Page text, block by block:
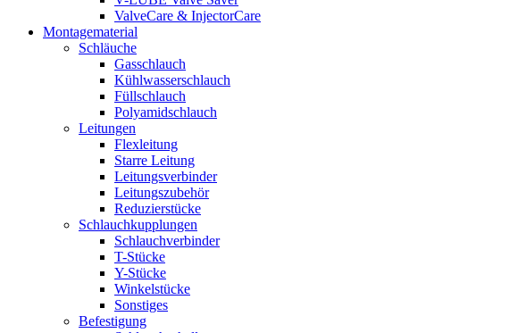
ValveCare & InjectorCare
Montagematerial
Schläuche
Gasschlauch
Kühlwasserschlauch
Füllschlauch
Polyamidschlauch
Leitungen
Flexleitung
Starre Leitung
Leitungsverbinder
Leitungszubehör
Reduzierstücke
Schlauchkupplungen
Schlauchverbinder
T-Stücke
Y-Stücke
Winkelstücke
Sonstiges
Befestigung